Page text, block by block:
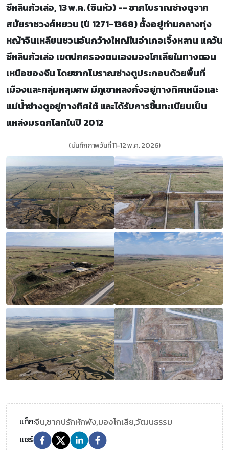
ซีหลินกัวเล่อ, 13 พ.ค. (ซินหัว) -- ซากโบราณซ่างตูจาก
สมัยราชวงศ์หยวน (ปี 1271-1368) ตั้งอยู่ท่ามกลางทุ่ง
หญ้าจินเหลียนชวนอันกว้างใหญ่ในอำเภอเจิ้งหลาน แคว้น
ซีหลินกัวเล่อ เขตปกครองตนเองมองโกเลียในทางตอน
เหนือของจีน โดยซากโบราณซ่างตูประกอบด้วยพื้นที่
เมืองและกลุ่มหลุมศพ มีภูเขาหลงกั่งอยู่ทางทิศเหนือและ
แม่น้ำซ่างตูอยู่ทางทิศใต้ และได้รับการขึ้นทะเบียนเป็น
แหล่งมรดกโลกในปี 2012
(บันทึกภาพวันที่ 11-12 พ.ค. 2026)
แท็ก:จีน,ซากปรักหักพัง,มองโกเลีย,วัฒนธรรม
แชร์